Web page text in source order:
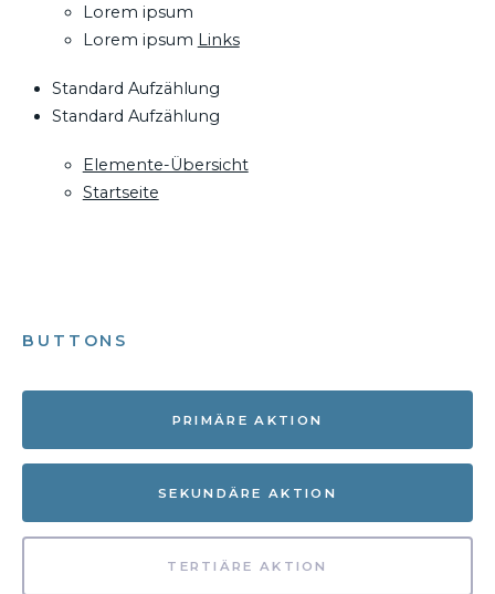
Lorem ipsum
Lorem ipsum Links
Standard Aufzählung
Standard Aufzählung
Elemente-Übersicht
Startseite
BUTTONS
PRIMÄRE AKTION
SEKUNDÄRE AKTION
TERTIÄRE AKTION